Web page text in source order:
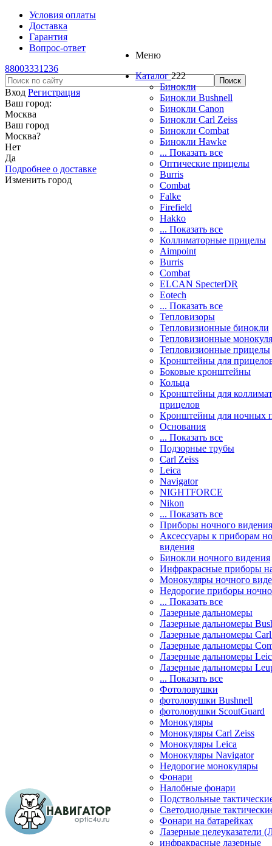
Условия оплаты
Доставка
Гарантия
Вопрос-ответ
88003331236
Вход Регистрация
Ваш город:
Москва
Ваш город
Москва?
Нет
Да
Подробнее о доставке
Изменить город
Меню
Каталог 222
Бинокли
Бинокли Bushnell
Бинокли Canon
Бинокли Carl Zeiss
Бинокли Combat
Бинокли Hawke
... Показать все
Оптические прицелы
Burris
Combat
Falke
Firefield
Hakko
... Показать все
Коллиматорные прицелы
Aimpoint
Burris
Combat
ELCAN SpecterDR
Eotech
... Показать все
Тепловизоры
Тепловизионные бинокли
Тепловизионные
Тепловизионные прицелы
Кронштейны для
Боковые кронштейны
Кольца
Кронштейны для
прицелов
Кронштейны для ночных
Основания
... Показать все
Подзорные трубы
Carl Zeiss
Leica
Navigator
NIGHTFORCE
Nikon
... Показать все
Приборы ночного видения
Аксессуары к приборам
видения
Бинокли ночного видения
Инфракрасные приборы
Монокуляры ночного
Недорогие приборы
... Показать все
Лазерные дальномеры
Лазерные дальномеры
Лазерные дальномеры
Лазерные дальномеры
Лазерные дальномеры
Лазерные дальномеры
... Показать все
Фотоловушки
фотоловушки Bushnell
фотоловушки ScoutGuard
Монокуляры
Монокуляры Carl Zeiss
Монокуляры Leica
Монокуляры Navigator
Недорогие монокуляры
Фонари
Налобные фонари
Подствольные
Светодиодные
Фонари на батарейках
Лазерные целеуказатели
инфракрасные лазерные